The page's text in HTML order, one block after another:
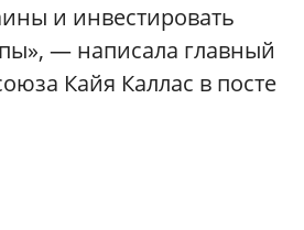
и инвестировать
— написала главный
Кайя Каллас в посте